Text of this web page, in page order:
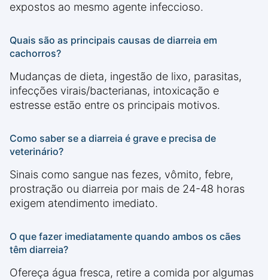
expostos ao mesmo agente infeccioso.
Quais são as principais causas de diarreia em
cachorros?
Mudanças de dieta, ingestão de lixo, parasitas,
infecções virais/bacterianas, intoxicação e
estresse estão entre os principais motivos.
Como saber se a diarreia é grave e precisa de
veterinário?
Sinais como sangue nas fezes, vômito, febre,
prostração ou diarreia por mais de 24-48 horas
exigem atendimento imediato.
O que fazer imediatamente quando ambos os cães
têm diarreia?
Ofereça água fresca, retire a comida por algumas